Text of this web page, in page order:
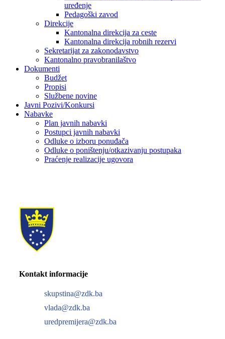
uređenje
Pedagoški zavod
Direkcije
Kantonalna direkcija za ceste
Kantonalna direkcija robnih rezervi
Sekretarijat za zakonodavstvo
Kantonalno pravobranilaštvo
Dokumenti
Budžet
Propisi
Službene novine
Javni Pozivi/Konkursi
Nabavke
Plan javnih nabavki
Postupci javnih nabavki
Odluke o izboru ponuđača
Odluke o poništenju/otkazivanju postupaka
Praćenje realizacije ugovora
Kontakt informacije
skupstina@zdk.ba
vlada@zdk.ba
uredpremijera@zdk.ba